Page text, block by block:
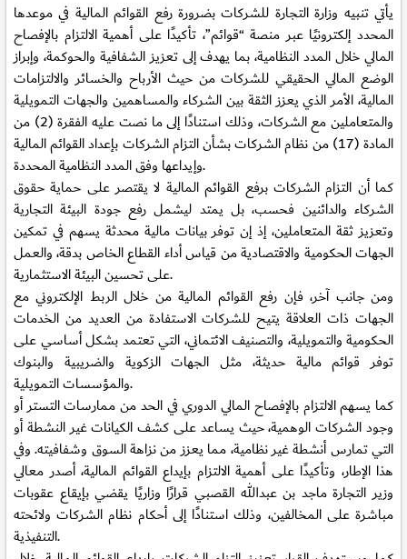
يأتي تنبيه وزارة التجارة للشركات بضرورة رفع القوائم المالية في موعدها
المحدد إلكترونيًا عبر منصة “قوائم”، تأكيدًا على أهمية الالتزام بالإفصاح
المالي خلال المدد النظامية، بما يهدف إلى تعزيز الشفافية والحوكمة، وإبراز
الوضع المالي الحقيقي للشركات من حيث الأرباح والخسائر والالتزامات
المالية، الأمر الذي يعزز الثقة بين الشركاء والمساهمين والجهات التمويلية
والمتعاملين مع الشركات، وذلك استنادًا إلى ما نصت عليه الفقرة (2) من
المادة (17) من نظام الشركات بشأن التزام الشركات بإعداد القوائم المالية
وإيداعها وفق المدد النظامية المحددة.
كما أن التزام الشركات برفع القوائم المالية لا يقتصر على حماية حقوق
الشركاء والدائنين فحسب، بل يمتد ليشمل رفع جودة البيئة التجارية
وتعزيز ثقة المتعاملين، إذ إن توفر بيانات مالية محدثة يسهم في تمكين
الجهات الحكومية والاقتصادية من قياس أداء القطاع الخاص بدقة، والعمل
على تحسين البيئة الاستثمارية.
ومن جانب آخر، فإن رفع القوائم المالية من خلال الربط الإلكتروني مع
الجهات ذات العلاقة يتيح للشركات الاستفادة من العديد من الخدمات
الحكومية والتمويلية، والتصنيف الائتماني، التي تعتمد بشكل أساسي على
توفر قوائم مالية حديثة، مثل الجهات الزكوية والضريبية والبنوك
والمؤسسات التمويلية.
كما يسهم الالتزام بالإفصاح المالي الدوري في الحد من ممارسات التستر أو
وجود الشركات الوهمية، حيث يساعد على كشف الكيانات غير النشطة أو
التي تمارس أنشطة غير نظامية، مما يعزز من نزاهة السوق وشفافيته. وفي
هذا الإطار، وتأكيدًا على أهمية الالتزام بإيداع القوائم المالية، أصدر معالي
وزير التجارة ماجد بن عبدالله القصبي قرارًا وزاريًا يقضي بإيقاع عقوبات
مباشرة على المخالفين، وذلك استنادًا إلى أحكام نظام الشركات ولائحته
التنفيذية.